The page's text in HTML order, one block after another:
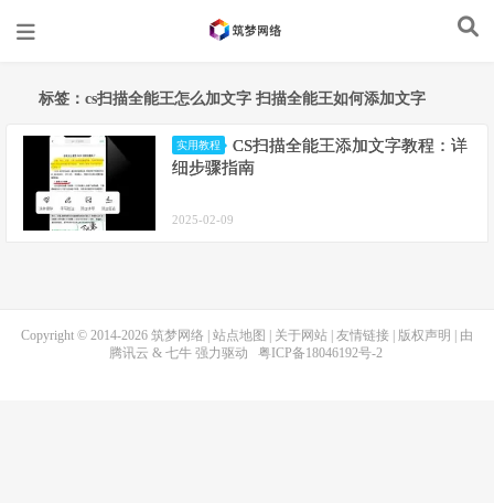
标签：cs扫描全能王怎么加文字 扫描全能王如何添加文字
实用教程
CS扫描全能王添加文字教程：详
细步骤指南
2025-02-09
Copyright © 2014-2026 筑梦网络 站点地图 关于网站 友情链接 版权声明
| 由
腾讯云 & 七牛强力驱动 粤ICP备18046192号-2